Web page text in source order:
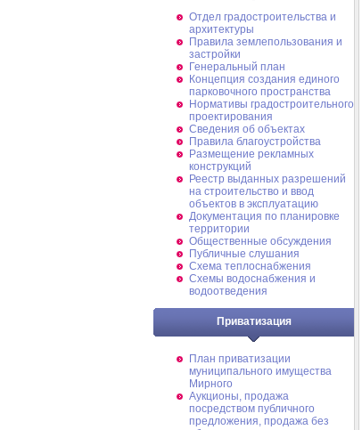
Отдел градостроительства и
архитектуры
Правила землепользования и
застройки
Генеральный план
Концепция создания единого
парковочного пространства
Нормативы градостроительного
проектирования
Сведения об объектах
Правила благоустройства
Размещение рекламных
конструкций
Реестр выданных разрешений
на строительство и ввод
объектов в эксплуатацию
Документация по планировке
территории
Общественные обсуждения
Публичные слушания
Схема теплоснабжения
Схемы водоснабжения и
водоотведения
Приватизация
План приватизации
муниципального имущества
Мирного
Аукционы, продажа
посредством публичного
предложения, продажа без